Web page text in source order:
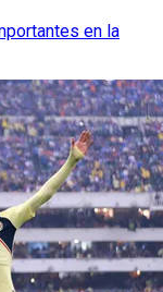
en la